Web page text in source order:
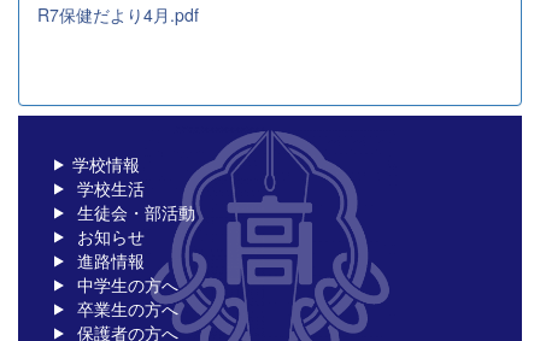
R7保健だより4月.pdf
学校情報
学校生活
生徒会・部活動
お知らせ
進路情報
中学生の方へ
卒業生の方へ
保護者の方へ